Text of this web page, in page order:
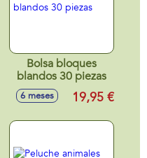
Bolsa bloques
blandos 30 piezas
6 meses 19,95 €